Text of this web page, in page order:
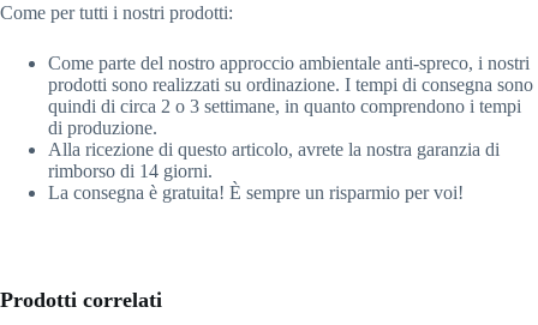
Come per tutti i nostri prodotti:
Come parte del nostro approccio ambientale anti-spreco, i nostri
prodotti sono realizzati su ordinazione. I tempi di consegna sono
quindi di circa 2 o 3 settimane, in quanto comprendono i tempi
di produzione.
Alla ricezione di questo articolo, avrete la nostra garanzia di
rimborso di 14 giorni.
La consegna è gratuita! È sempre un risparmio per voi!
Prodotti correlati